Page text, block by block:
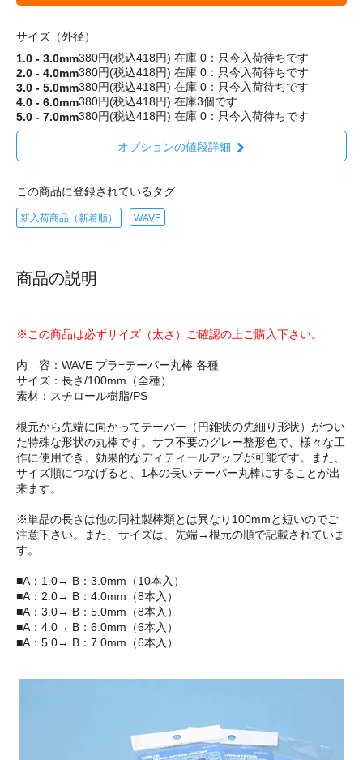
サイズ（外径）
1.0 - 3.0mm380円(税込418円) 在庫 0：只今入荷待ちです
2.0 - 4.0mm380円(税込418円) 在庫 0：只今入荷待ちです
3.0 - 5.0mm380円(税込418円) 在庫 0：只今入荷待ちです
4.0 - 6.0mm380円(税込418円) 在庫3個です
5.0 - 7.0mm380円(税込418円) 在庫 0：只今入荷待ちです
オプションの値段詳細
この商品に登録されているタグ
新入荷商品（新着順） WAVE
商品の説明
※この商品は必ずサイズ（太さ）ご確認の上ご購入下さい。
内 容：WAVE プラ=テーパー丸棒 各種
サイズ：長さ/100mm（全種）
素材：スチロール樹脂/PS
根元から先端に向かってテーパー（円錐状の先細り形状）がつい
た特殊な形状の丸棒です。サフ不要のグレー整形色で、様々な工
作に使用でき、効果的なディティールアップが可能です。また、
サイズ順につなげると、1本の長いテーパー丸棒にすることが出
来ます。
※単品の長さは他の同社製棒類とは異なり100mmと短いのでご
注意下さい。また、サイズは、先端→根元の順で記載されていま
す。
■A：1.0→ B：3.0mm（10本入）
■A：2.0→ B：4.0mm（8本入）
■A：3.0→ B：5.0mm（8本入）
■A：4.0→ B：6.0mm（6本入）
■A：5.0→ B：7.0mm（6本入）